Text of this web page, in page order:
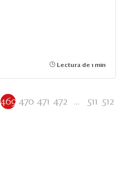
Lectura de 1 min
469 470 471 472 ... 511 512